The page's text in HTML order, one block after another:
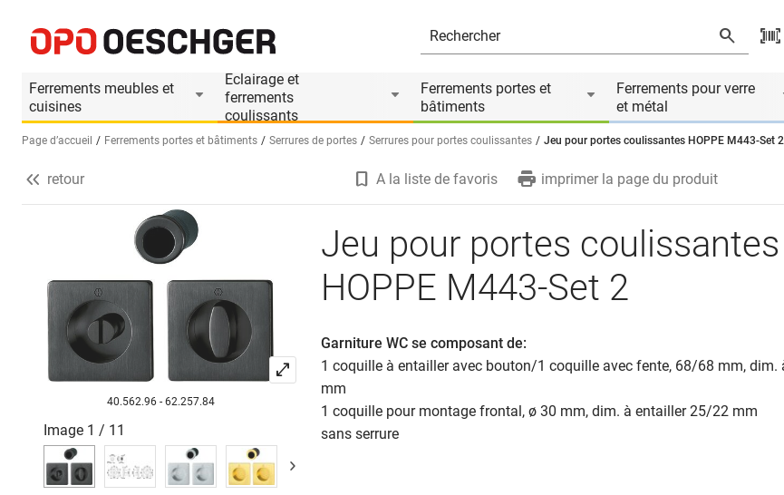
Ferrements meubles et
cuisines
Eclairage et
ferrements
coulissants
Ferrements portes et
bâtiments
Ferrements pour verre
et métal
Sélectionnez une langue (FR)
Page d’accueil Ferrements portes et bâtiments Serrures de portes Serrures pour portes coulissantes Jeu pour portes coulissantes HOPPE M443-Set 2
Informations produit
retour A la liste de favoris imprimer la page du produit
40.562.96 - 62.257.84
Image 1 / 11
Jeu pour portes coulissantes
HOPPE M443-Set 2
Garniture WC se composant de:
1 coquille à entailler avec bouton/1 coquille avec fente, 68/68 mm, dim.
mm
1 coquille pour montage frontal, ø 30 mm, dim. à entailler 25/22 mm
sans serrure